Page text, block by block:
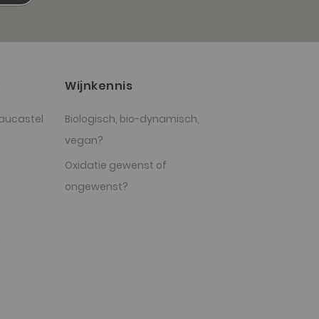
Wijnkennis
Biologisch, bio-dynamisch,
vegan?
Oxidatie gewenst of
ongewenst?